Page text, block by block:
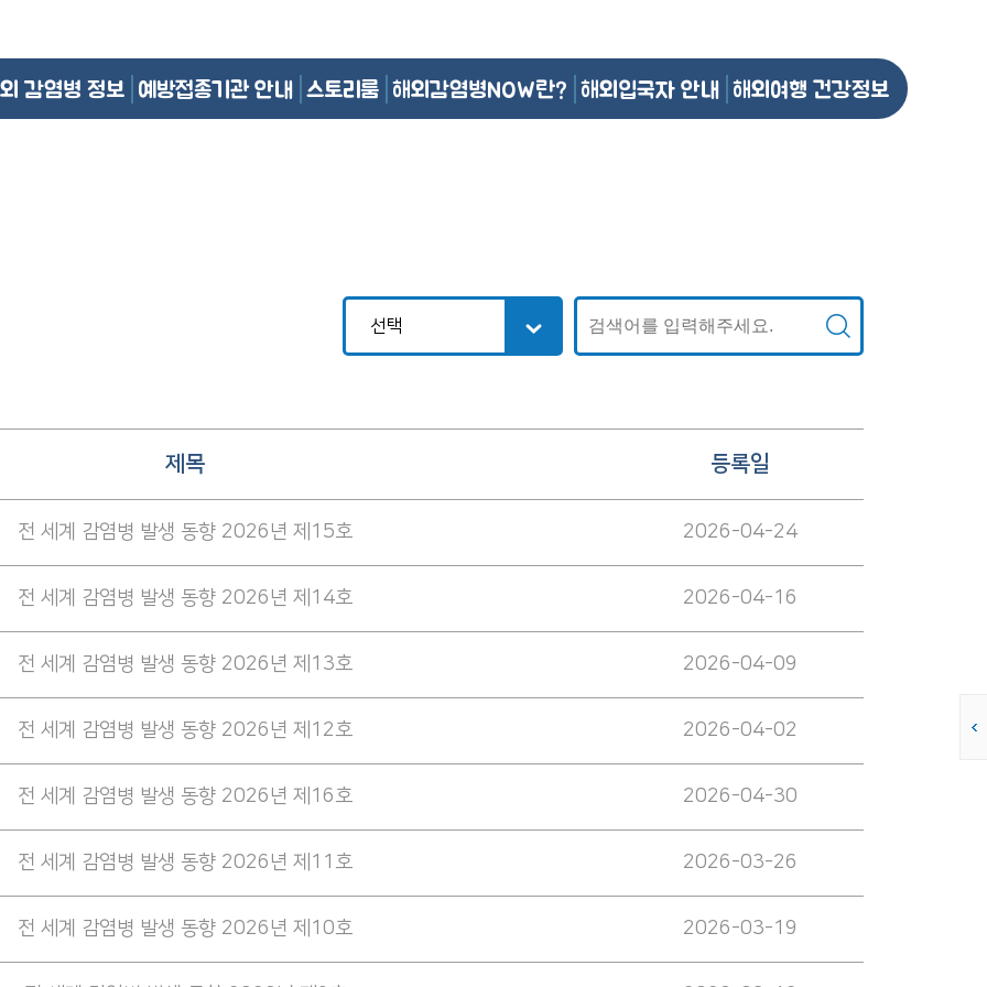
감염병 정보 예방접종기관 안내 스토리룸 해외감염병NOW란? 해외입국자 안내 해외여행 건강정보
제목 등록일
전 세계 감염병 발생 동향 2026년 제15호 2026-04-24
전 세계 감염병 발생 동향 2026년 제14호 2026-04-16
전 세계 감염병 발생 동향 2026년 제13호 2026-04-09
전 세계 감염병 발생 동향 2026년 제12호 2026-04-02
전 세계 감염병 발생 동향 2026년 제16호 2026-04-30
전 세계 감염병 발생 동향 2026년 제11호 2026-03-26
전 세계 감염병 발생 동향 2026년 제10호 2026-03-19